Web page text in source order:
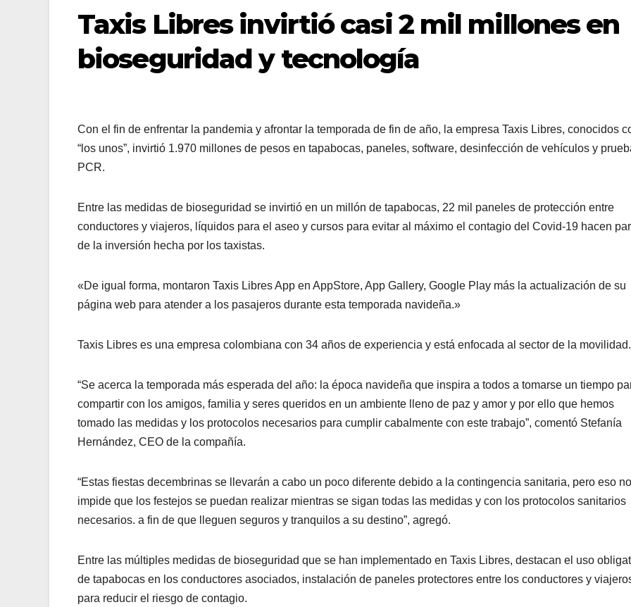
Taxis Libres invirtió casi 2 mil millones en
bioseguridad y tecnología
Con el fin de enfrentar la pandemia y afrontar la temporada de fin de año, la empresa Taxis Libres, conocidos
“los unos”, invirtió 1.970 millones de pesos en tapabocas, paneles, software, desinfección de vehículos y
PCR.
Entre las medidas de bioseguridad se invirtió en un millón de tapabocas, 22 mil paneles de protección entre
conductores y viajeros, líquidos para el aseo y cursos para evitar al máximo el contagio del Covid-19 hacen
de la inversión hecha por los taxistas.
«De igual forma, montaron Taxis Libres App en AppStore, App Gallery, Google Play más la actualización de su
página web para atender a los pasajeros durante esta temporada navideña.»
Taxis Libres es una empresa colombiana con 34 años de experiencia y está enfocada al sector de la movilidad.
“Se acerca la temporada más esperada del año: la época navideña que inspira a todos a tomarse un tiempo
compartir con los amigos, familia y seres queridos en un ambiente lleno de paz y amor y por ello que hemos
tomado las medidas y los protocolos necesarios para cumplir cabalmente con este trabajo”, comentó Stefanía
Hernández, CEO de la compañía.
“Estas fiestas decembrinas se llevarán a cabo un poco diferente debido a la contingencia sanitaria, pero eso no
impide que los festejos se puedan realizar mientras se sigan todas las medidas y con los protocolos sanitarios
necesarios. a fin de que lleguen seguros y tranquilos a su destino”, agregó.
Entre las múltiples medidas de bioseguridad que se han implementado en Taxis Libres, destacan el uso
de tapabocas en los conductores asociados, instalación de paneles protectores entre los conductores y
para reducir el riesgo de contagio.